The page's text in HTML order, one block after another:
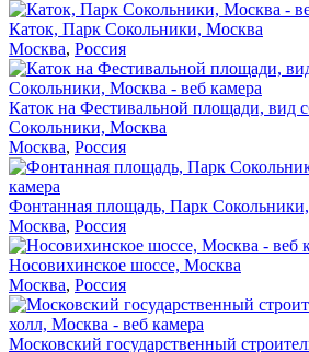
Каток, Парк Сокольники, Москва
Москва, Россия
Каток на Фестивальной площади, вид
Сокольники, Москва
Москва, Россия
Фонтанная площадь, Парк
Москва, Россия
Носовихинское шоссе, Москва
Москва, Россия
Московский государственный